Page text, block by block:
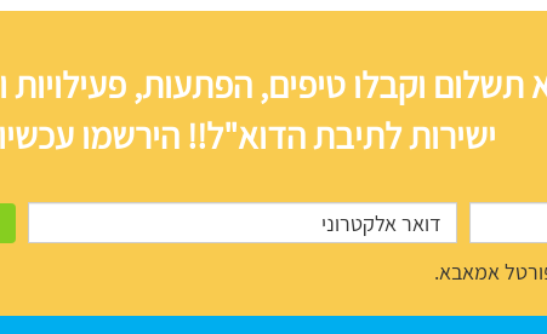
וקבלו טיפים, הפתעות, פעילויות
ישירות לתיבת הדוא"ל!! הירשמו
אמאבא.